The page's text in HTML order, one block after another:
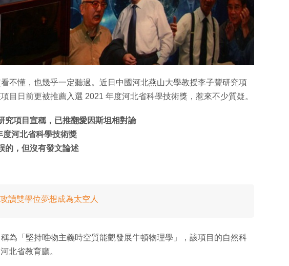
不懂，也幾乎一定聽過。近日中國河北燕山大學教授李子豐研究項
目日前更被推薦入選 2021 年度河北省科學技術獎，惹來不少質疑。
究項目宣稱，已推翻愛因斯坦相對論
度河北省科學技術獎
的，但沒有發文論述
讀雙學位夢想成為太空人
為「堅持唯物主義時空質能觀發展牛頓物理學」，該項目的自然科
北省教育廳。